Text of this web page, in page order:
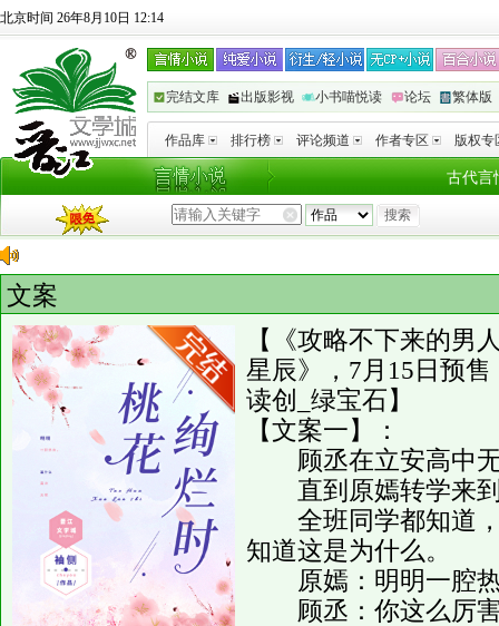
北京时间 26年8月10日 12:14
完结文库 出版影视 小书喵悦读 论坛 繁体版
作品库 排行榜 评论频道 作者专区 版权专
古代言
文案
【《攻略不下来的男
星辰》，7月15日预
读创_绿宝石】
【文案一】：
顾丞在立安高中无
直到原嫣转学来到
全班同学都知道，
知道这是为什么。
原嫣：明明一腔热
顾丞：你这么厉害